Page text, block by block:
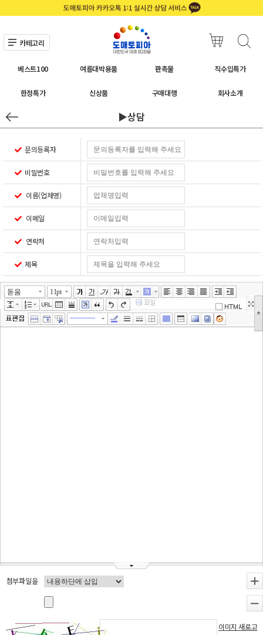
카테고리
베스트100 여름대박용품 판촉물 직수입특가
한정특가 신상품 구매대행 회사소개
▶상담
문의등록자
비밀번호
이름(업체명)
이메일
연락처
제목
돋움 11pt
첨부파일을
이미지 새로고